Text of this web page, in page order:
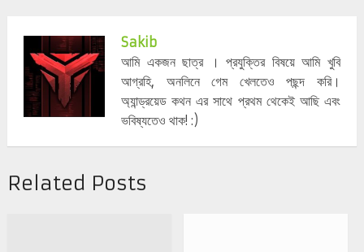
Sakib
আমি একজন ছাত্র । প্রযুক্তির বিষয়ে আমি খুবি
আগ্রহি, অনলিনে গেম খেলতেও পছন্দ করি।
অ্যান্ড্রয়েড কথন এর সাথে প্রথম থেকেই আছি এবং
ভবিষ্যতেও থাক! :)
Related Posts